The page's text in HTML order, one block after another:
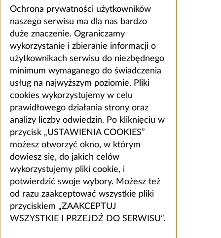
Ochrona prywatności użytkowników
naszego serwisu ma dla nas bardzo
duże znaczenie. Ograniczamy
wykorzystanie i zbieranie informacji o
użytkownikach serwisu do niezbędnego
minimum wymaganego do świadczenia
usług na najwyższym poziomie. Pliki
cookies wykorzystujemy w celu
prawidłowego działania strony oraz
analizy liczby odwiedzin. Po kliknięciu w
przycisk „USTAWIENIA COOKIES”
możesz otworzyć okno, w którym
dowiesz się, do jakich celów
wykorzystujemy pliki cookie, i
potwierdzić swoje wybory. Możesz też
od razu zaakceptować wszystkie pliki
przyciskiem „ZAAKCEPTUJ
WSZYSTKIE I PRZEJDŹ DO SERWISU”.